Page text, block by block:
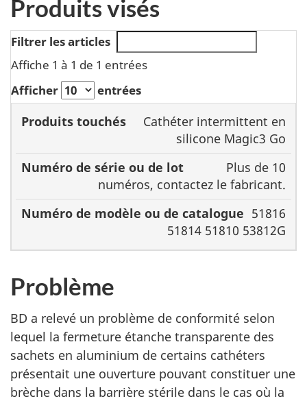
Produits visés
Filtrer les articles
Affiche 1 à 1 de 1 entrées
Afficher
entrées
Produits
touchés
Numéro
ou de
lot
Numéro de
modèle ou de
catalogue
Cathéter intermittent en
silicone Magic3 Go
Plus de 10
numéros, contactez le fabricant.
51816
51814 51810 53812G
Problème
BD a relevé un problème de conformité selon
lequel la fermeture étanche transparente des
sachets en aluminium de certains cathéters
présentait une ouverture pouvant constituer une
brèche dans la barrière stérile dans le cas où la